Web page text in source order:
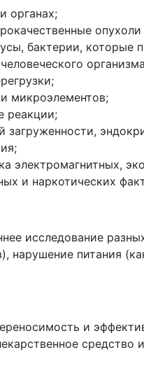
органах;
бактерии, которые
микроэлементов;
реакции;
загруженности,
электромагнитных,
и наркотических
исследование
нарушение питания
и
средство